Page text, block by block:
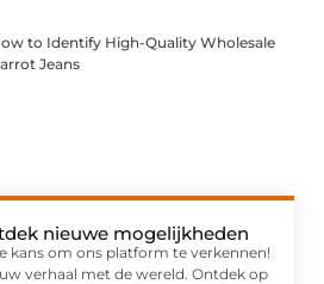
to Identify High-Quality Wholesale
Jeans
nieuwe mogelijkheden
kans om ons platform te verkennen!
verhaal met de wereld. Ontdek op